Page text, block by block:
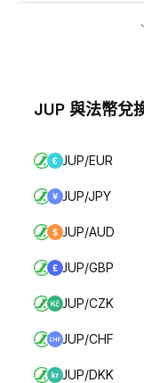
JUP 與法幣兌
JUP/EUR
JUP/JPY
JUP/AUD
JUP/GBP
JUP/CZK
JUP/CHF
JUP/DKK